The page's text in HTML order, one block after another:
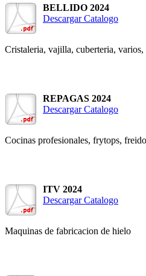
BELLIDO 2024
Descargar Catalogo
Cristaleria, vajilla, cuberteria, varios,
REPAGAS 2024
Descargar Catalogo
Cocinas profesionales, frytops,
ITV 2024
Descargar Catalogo
Maquinas de fabricacion de hielo